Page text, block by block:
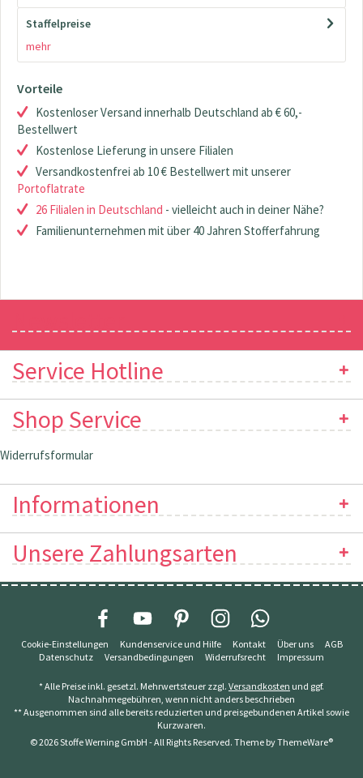
Staffelpreise
mehr
Vorteile
Kostenloser Versand innerhalb Deutschland ab € 60,-
Bestellwert
Kostenlose Lieferung in unsere Filialen
Versandkostenfrei ab 10 € Bestellwert mit unserer
Portoflatrate
26 Filialen in Deutschland - vielleicht auch in deiner Nähe?
Familienunternehmen mit über 40 Jahren Stofferfahrung
Service Hotline
Shop Service
Widerrufsformular
Informationen
Unsere Zahlungsarten
Cookie-Einstellungen Kundenservice und Hilfe Kontakt Über uns
AGB
Datenschutz
Versandbedingungen Widerrufsrecht Impressum
* Alle Preise inkl. gesetzl. Mehrwertsteuer zzgl. Versandkosten und ggf.
Nachnahmegebühren, wenn nicht anders beschrieben
** Ausgenommen sind alle bereits reduzierten und preisgebundenen Artikel sowie
Kurzwaren.
© 2026 Stoffe Werning GmbH - All Rights Reserved. Theme byThemeWare®